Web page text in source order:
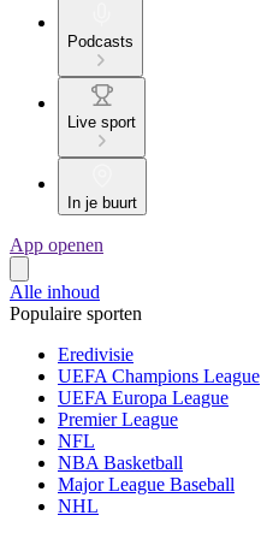
Podcasts
Live sport
In je buurt
App openen
Alle inhoud
Populaire sporten
Eredivisie
UEFA Champions League
UEFA Europa League
Premier League
NFL
NBA Basketball
Major League Baseball
NHL